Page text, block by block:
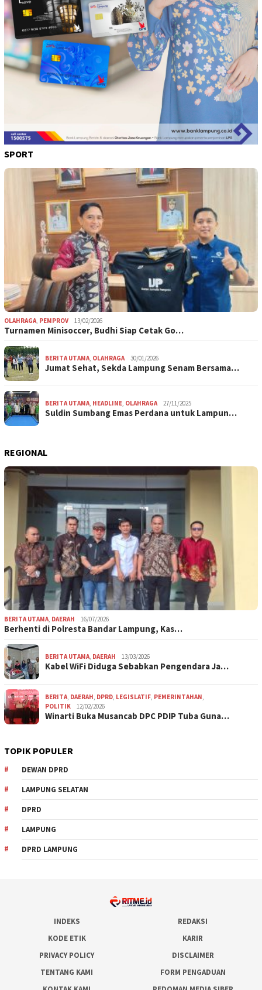
SPORT
OLAHRAGA, PEMPROV 13/02/2026
Turnamen Minisoccer, Budhi Siap Cetak Go…
BERITA UTAMA, OLAHRAGA 30/01/2026
Jumat Sehat, Sekda Lampung Senam Bersama…
BERITA UTAMA, HEADLINE, OLAHRAGA 27/11/2025
Suldin Sumbang Emas Perdana untuk Lampun…
REGIONAL
BERITA UTAMA DAERAH 16/07/2026
Berhenti di Polresta Bandar Lampung, Kas…
BERITA UTAMA DAERAH 13/03/2026
Kabel WiFi Diduga Sebabkan Pengendara Ja…
BERITA DAERAH DPRD LEGISLATIF PEMERINTAHAN
POLITIK
12/02/2026
Winarti Buka Musancab DPC PDIP Tuba Guna…
TOPIK POPULER
DEWAN DPRD
LAMPUNG SELATAN
DPRD
LAMPUNG
DPRD LAMPUNG
INDEKS
REDAKSI
KODE ETIK
KARIR
PRIVACY POLICY
DISCLAIMER
TENTANG KAMI
FORM PENGADUAN